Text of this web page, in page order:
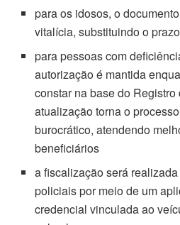
para os idosos, o
vitalícia, substituindo o
para pessoas com
autorização é mantida
constar na base do
atualização torna o
burocrático, atendendo
beneficiários
a fiscalização será
policiais por meio de um
credencial vinculada ao